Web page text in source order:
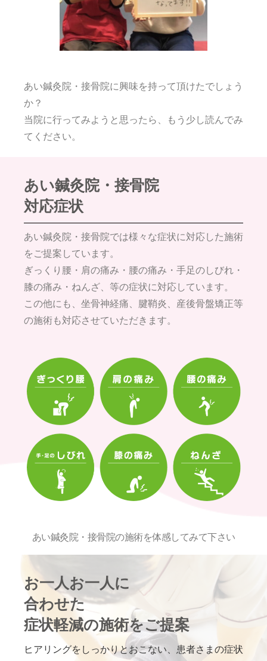
あい鍼灸院・接骨院に興味を持って頂けたでしょう
か？
当院に行ってみようと思ったら、もう少し読んでみ
てください。
あい鍼灸院・接骨院
対応症状
あい鍼灸院・接骨院では様々な症状に対応した施術
をご提案しています。
ぎっくり腰・肩の痛み・腰の痛み・手足のしびれ・
膝の痛み・ねんざ、等の症状に対応しています。
この他にも、坐骨神経痛、腱鞘炎、産後骨盤矯正等
の施術も対応させていただきます。
あい鍼灸院・接骨院の施術を体感してみて下さい
お一人お一人に
合わせた
症状軽減の施術をご提案
ヒアリングをしっかりとおこない、患者さまの症状